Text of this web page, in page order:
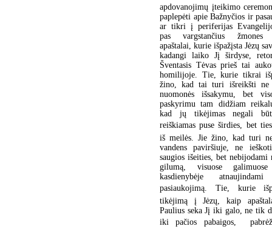
apdovanojimų įteikimo
paplepėti apie Bažnyčios ir
ar tikri į periferijas
pas vargstančius žmones
apaštalai, kurie išpažįsta Jėzų
kadangi laiko Jį širdyse,
Šventasis Tėvas prieš tai
homilijoje. Tie, kurie tikrai
žino, kad tai turi išreikšti ne
nuomonės išsakymu, bet
paskyrimu tam didžiam
kad jų tikėjimas negali
reiškiamas puse širdies, bet
iš meilės. Jie žino, kad turi
vandens paviršiuje, ne
saugios išeities, bet
gilumą, visuose galimuose
kasdienybėje
pasiaukojimą. Tie, kurie
tikėjimą į Jėzų, kaip
Paulius seka Jį iki galo, ne tik
iki pačios pabaigos, 